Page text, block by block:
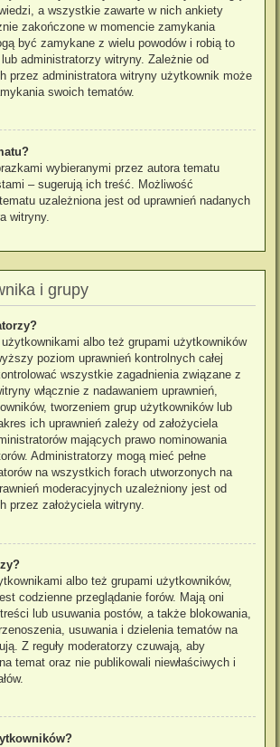
a wszystkie zawarte w nich ankiety
zakończone w momencie zamykania
być zamykane z wielu powodów i robią to
administratorzy witryny. Zależnie od
przez administratora witryny użytkownik może
swoich tematów.
wybieranymi przez autora tematu
– sugerują ich treść. Możliwość
uzależniona jest od uprawnień nadanych
witryny.
i grupy
albo też grupami użytkowników
poziom uprawnień kontrolnych całej
wszystkie zagadnienia związane z
włącznie z nadawaniem uprawnień,
tworzeniem grup użytkowników lub
ich uprawnień zależy od założyciela
mających prawo nominowania
Administratorzy mogą mieć pełne
na wszystkich forach utworzonych na
moderacyjnych uzależniony jest od
przez założyciela witryny.
albo też grupami użytkowników,
codzienne przeglądanie forów. Mają oni
lub usuwania postów, a także blokowania,
usuwania i dzielenia tematów na
Z reguły moderatorzy czuwają, aby
temat oraz nie publikowali niewłaściwych i